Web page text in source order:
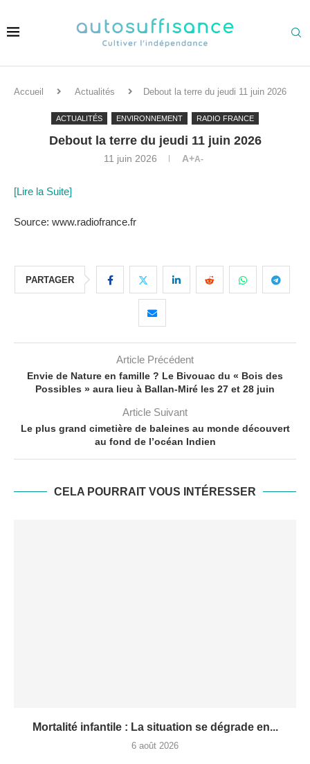
Accueil Actualités Debout la terre du jeudi 11 juin 2026
ACTUALITÉS ENVIRONNEMENT RADIO FRANCE
Debout la terre du jeudi 11 juin 2026
11 juin 2026 A+A-
[Lire la Suite]
Source: www.radiofrance.fr
PARTAGER
Article Précédent
Envie de Nature en famille ? Le Bivouac du « Bois des
Possibles » aura lieu à Ballan-Miré les 27 et 28 juin
Article Suivant
Le plus grand cimetière de baleines au monde découvert
au fond de l’océan Indien
CELA POURRAIT VOUS INTÉRESSER
Mortalité infantile : La situation se dégrade en...
6 août 2026